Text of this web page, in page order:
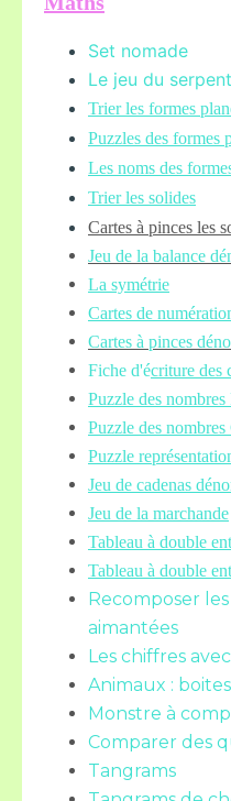
Set nomade
Le jeu du serpent
Trier les formes
Puzzles des formes
Les noms des
Trier les solides
Cartes à pinces les
Jeu de la balance
La symétrie
Cartes de
Cartes à pinces
Fiche d'écriture des
Puzzle des nombres
Puzzle des
Puzzle
Jeu de cadenas
Jeu de la marchande
Tableau à double
Tableau à double
Recomposer
aimantées
Les chiffres
Animaux :
Monstre à
Comparer des
Tangrams